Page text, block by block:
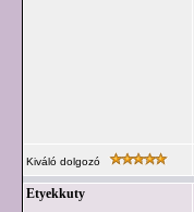
Kiváló dolgozó
Etyekkuty